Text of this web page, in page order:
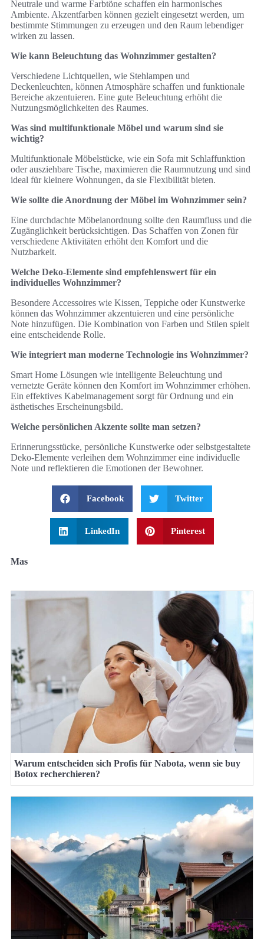
Neutrale und warme Farbtöne schaffen ein harmonisches
Ambiente. Akzentfarben können gezielt eingesetzt werden, um
bestimmte Stimmungen zu erzeugen und den Raum lebendiger
wirken zu lassen.
Wie kann Beleuchtung das Wohnzimmer gestalten?
Verschiedene Lichtquellen, wie Stehlampen und
Deckenleuchten, können Atmosphäre schaffen und funktionale
Bereiche akzentuieren. Eine gute Beleuchtung erhöht die
Nutzungsmöglichkeiten des Raumes.
Was sind multifunktionale Möbel und warum sind sie
wichtig?
Multifunktionale Möbelstücke, wie ein Sofa mit Schlaffunktion
oder ausziehbare Tische, maximieren die Raumnutzung und sind
ideal für kleinere Wohnungen, da sie Flexibilität bieten.
Wie sollte die Anordnung der Möbel im Wohnzimmer sein?
Eine durchdachte Möbelanordnung sollte den Raumfluss und die
Zugänglichkeit berücksichtigen. Das Schaffen von Zonen für
verschiedene Aktivitäten erhöht den Komfort und die
Nutzbarkeit.
Welche Deko-Elemente sind empfehlenswert für ein
individuelles Wohnzimmer?
Besondere Accessoires wie Kissen, Teppiche oder Kunstwerke
können das Wohnzimmer akzentuieren und eine persönliche
Note hinzufügen. Die Kombination von Farben und Stilen spielt
eine entscheidende Rolle.
Wie integriert man moderne Technologie ins Wohnzimmer?
Smart Home Lösungen wie intelligente Beleuchtung und
vernetzte Geräte können den Komfort im Wohnzimmer erhöhen.
Ein effektives Kabelmanagement sorgt für Ordnung und ein
ästhetisches Erscheinungsbild.
Welche persönlichen Akzente sollte man setzen?
Erinnerungsstücke, persönliche Kunstwerke oder selbstgestaltete
Deko-Elemente verleihen dem Wohnzimmer eine individuelle
Note und reflektieren die Emotionen der Bewohner.
Facebook Twitter
LinkedIn Pinterest
Mas
Warum entscheiden sich Profis für Nabota, wenn sie buy
Botox recherchieren?